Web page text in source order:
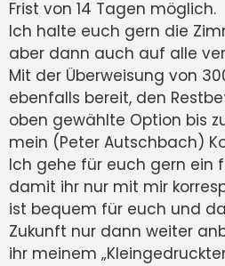
Frist von 14 Tagen möglich.
Ich halte euch gern die
aber dann auch auf alle
Mit der Überweisung von
ebenfalls bereit, den
oben gewählte Option bis
mein (Peter Autschbach)
Ich gehe für euch gern ein
damit ihr nur mit mir
ist bequem für euch und
Zukunft nur dann weiter
ihr meinem